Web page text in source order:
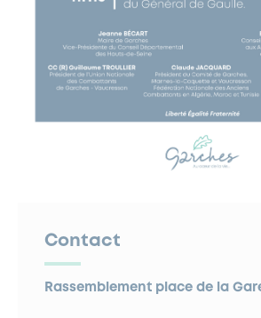
Contact
Rassemblement place de la